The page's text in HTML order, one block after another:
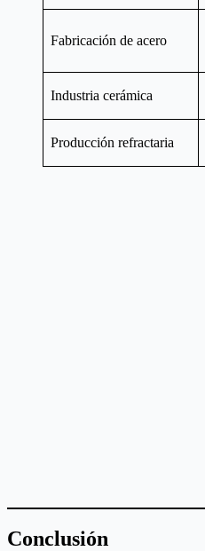
Fabricación de acero
Industria cerámica
Producción refractaria
Conclusión